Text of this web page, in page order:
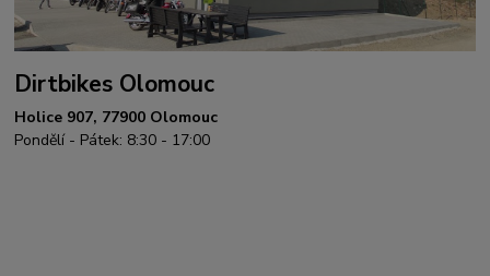
Dirtbikes Olomouc
Holice 907, 77900 Olomouc
Pondělí - Pátek: 8:30 - 17:00